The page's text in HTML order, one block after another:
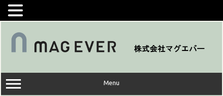
コ
キ
ッ
プ
Menu